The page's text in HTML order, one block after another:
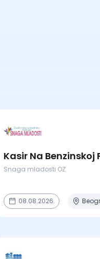
Kasir Na
Snaga mladosti OZ
08.08.2026.